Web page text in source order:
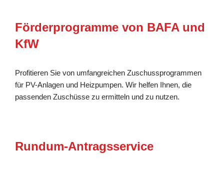
Förderprogramme von BAFA und
KfW
Profitieren Sie von umfangreichen Zuschussprogrammen
für PV-Anlagen und Heizpumpen. Wir helfen Ihnen, die
passenden Zuschüsse zu ermitteln und zu nutzen.
Rundum-Antragsservice